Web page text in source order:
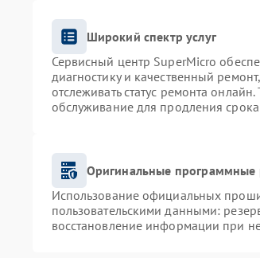
Широкий спектр услуг
Сервисный центр SuperMicro
диагностику и качественный
отслеживать статус ремонта
обслуживание для продления
Оригинальные программные
Использование официальных
пользовательскими данными:
восстановление информации при